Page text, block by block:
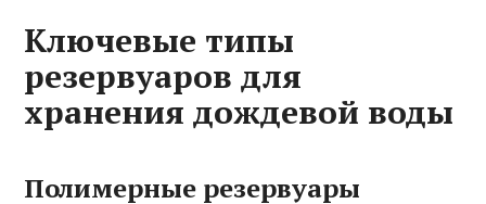
Ключевые типы
резервуаров для
хранения дождевой воды
Полимерные резервуары